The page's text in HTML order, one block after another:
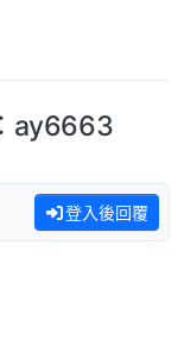
ay6663
登入後回覆